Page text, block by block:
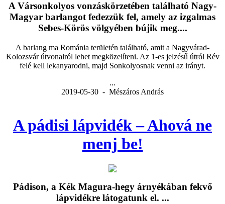
A Vársonkolyos vonzáskörzetében található Nagy-
Magyar barlangot fedezzük fel, amely az izgalmas
Sebes-Körös völgyében bújik meg....
A barlang ma Románia területén található, amit a Nagyvárad-
Kolozsvár útvonalról lehet megközelíteni. Az 1-es jelzésű útról Rév
felé kell lekanyarodni, majd Sonkolyosnak venni az irányt.
...
2019-05-30 - Mészáros András
A pádisi lápvidék – Ahová ne
menj be!
Pádison, a Kék Magura-hegy árnyékában fekvő
lápvidékre látogatunk el. ...